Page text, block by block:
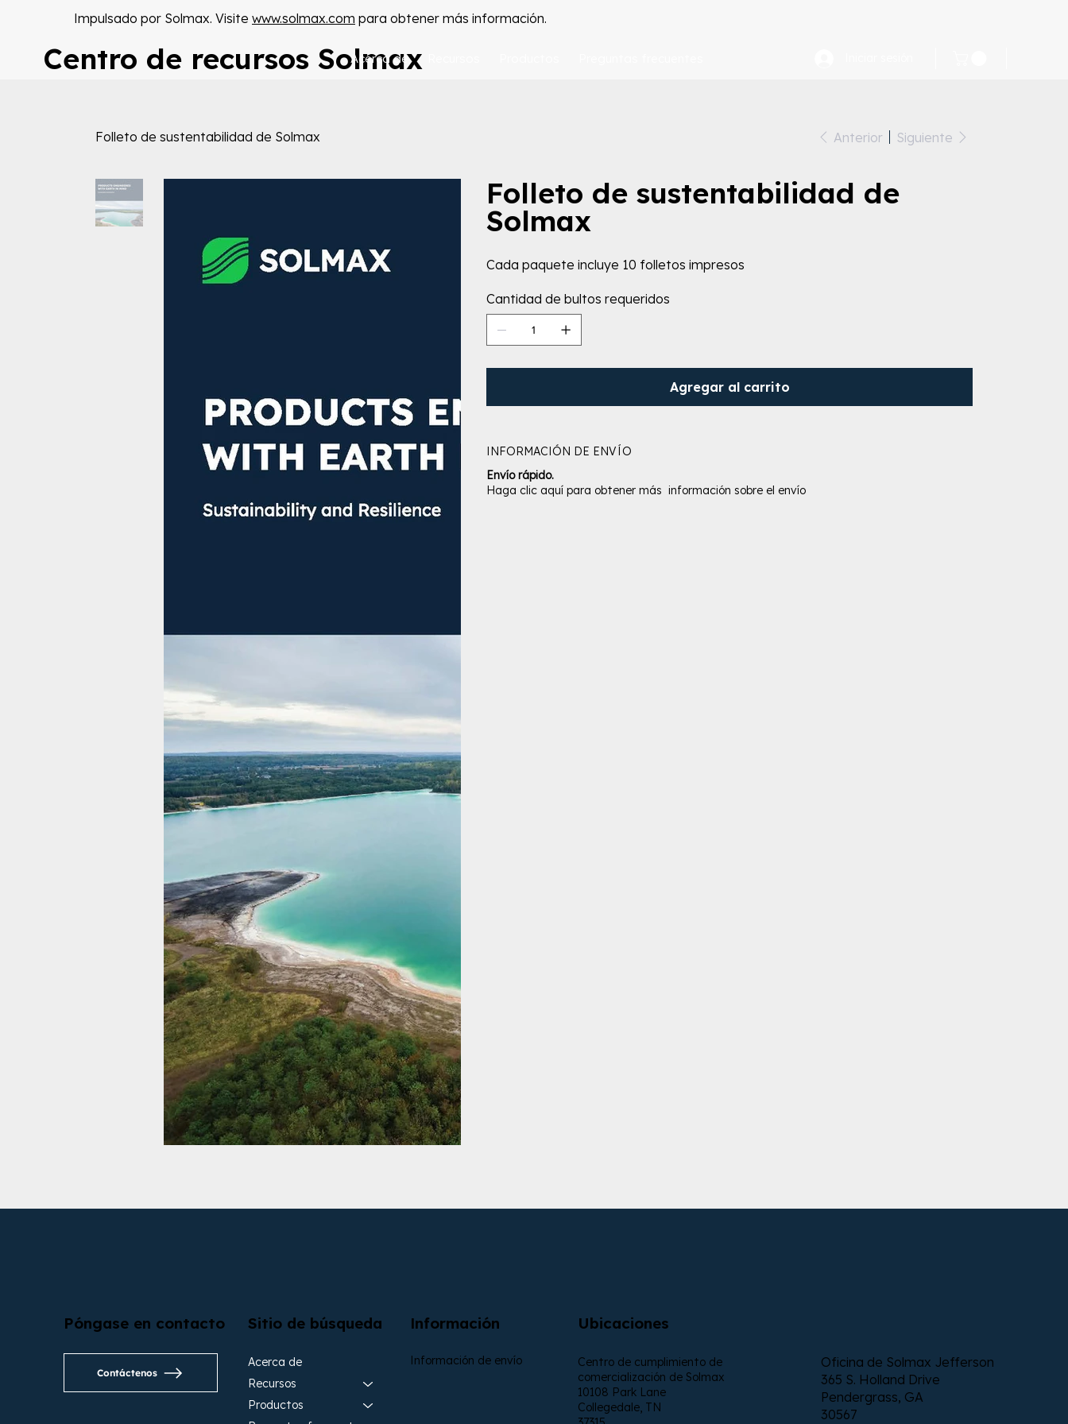
Impulsado por Solmax. Visite www.solmax.com para obtener más información.
Centro de recursos Solmax
Acerca de
Folleto de sustentabilidad de Solmax Anterior Siguiente
Folleto de sustentabilidad de
Solmax
Cada paquete incluye 10 folletos impresos
Cantidad de bultos requeridos
Agregar al carrito
INFORMACIÓN DE ENVÍO
Envío rápido.
Haga clic aquí para obtener más información sobre el envío
Ubicaciones
Centro de cumplimiento de
comercialización de Solmax
10108 Park Lane
Collegedale, TN
Oficina de Solmax Jefferson
365 S. Holland Drive
Pendergrass, GA
30567
Sitio de búsqueda
Acerca de
Recursos
Productos
Información
Información de envío
Póngase en contacto
Contáctenos